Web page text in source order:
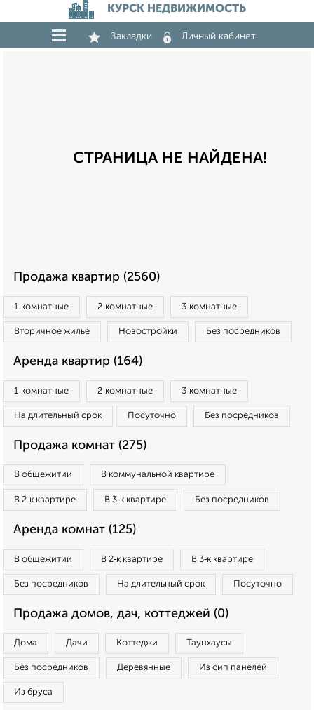
КУРСК НЕДВИЖИМОСТЬ
Закладки Личный кабинет
СТРАНИЦА НЕ НАЙДЕНА!
Продажа квартир (2560)
1‑комнатные 2‑комнатные 3‑комнатные
Вторичное жилье Новостройки Без посредников
Аренда квартир (164)
1‑комнатные 2‑комнатные 3‑комнатные
На длительный срок Посуточно Без посредников
Продажа комнат (275)
В общежитии В коммунальной квартире
В 2‑к квартире В 3‑к квартире Без посредников
Аренда комнат (125)
В общежитии В 2‑к квартире В 3‑к квартире
Без посредников На длительный срок Посуточно
Продажа домов, дач, коттеджей (0)
Дома Дачи Коттеджи Таунхаусы
Без посредников Деревянные Из сип панелей
Из бруса